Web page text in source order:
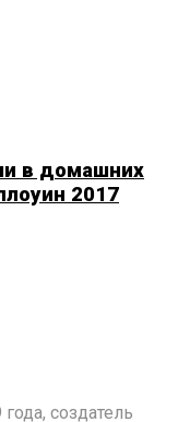
в домашних
2017
создатель